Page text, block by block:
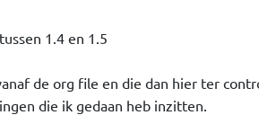
1.4 en 1.5
de org file en die dan hier ter
die ik gedaan heb inzitten.